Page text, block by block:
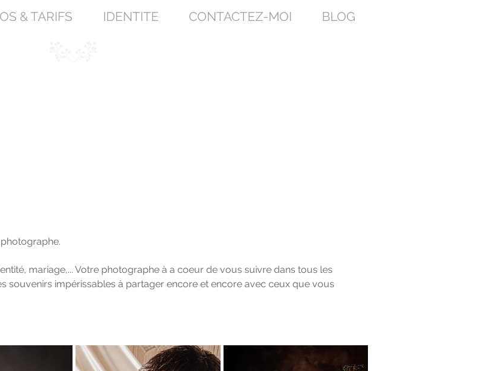
& TARIFS IDENTITE CONTACTEZ-MOI BLOG
mariage,... Votre photographe à a coeur de vous suivre dans tous les
souvenirs impérissables à partager encore et encore avec ceux que vous